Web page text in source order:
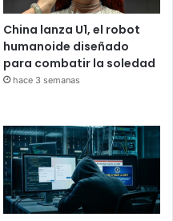
China lanza U1, el robot
humanoide diseñado
para combatir la soledad
hace 3 semanas